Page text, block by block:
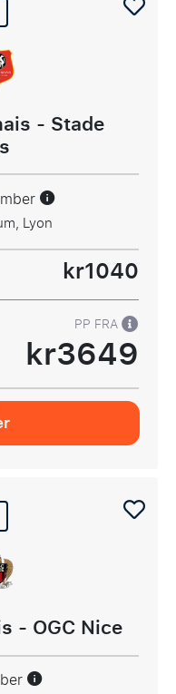
- Stade
Lyon
kr1040
PP FRA
kr3649
- OGC Nice